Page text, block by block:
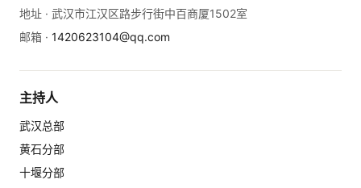
地址 · 武汉市江汉区路步行街中百商厦1502室
邮箱 · 1420623104@qq.com
主持人
武汉总部
黄石分部
十堰分部